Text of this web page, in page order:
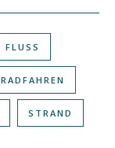
FLUSS
RADFAHREN
STRAND